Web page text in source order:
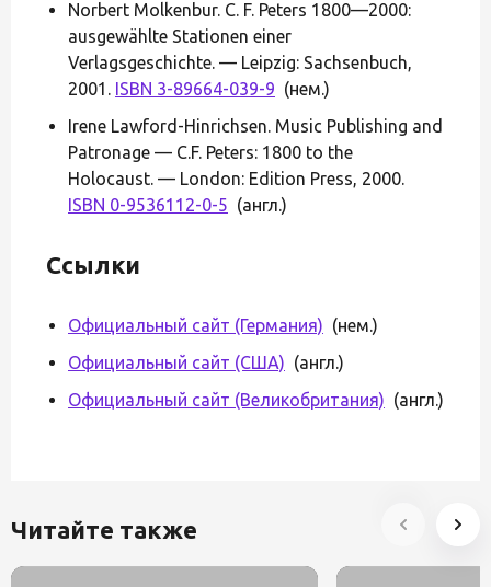
Norbert Molkenbur. C. F. Peters 1800—2000:
ausgewählte Stationen einer
Verlagsgeschichte. — Leipzig: Sachsenbuch,
2001. ISBN 3-89664-039-9 (нем.)
Irene Lawford-Hinrichsen. Music Publishing and
Patronage — C.F. Peters: 1800 to the
Holocaust. — London: Edition Press, 2000.
ISBN 0-9536112-0-5 (англ.)
Ссылки
Официальный сайт (Германия) (нем.)
Официальный сайт (США) (англ.)
Официальный сайт (Великобритания) (англ.)
Читайте также